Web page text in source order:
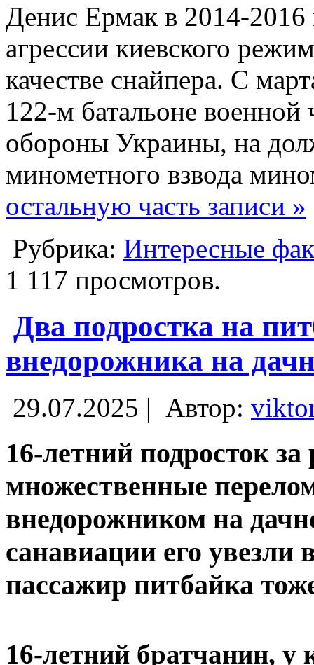
Денис Ермак в 2014-2016
агрессии киевского
качестве снайпера. С
122-м батальоне
обороны Украины, на
минометного взвода
остальную часть записи »
Рубрика: Интересные
1 117 просмотров.
Два подростка на
внедорожника на
29.07.2025 | Автор:
16-летний подросток
множественные
внедорожником на
санавиации его увезли
пассажир питбайка
16-летний братчанин,